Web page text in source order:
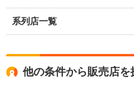
系列店一覧
他の条件から販売店を